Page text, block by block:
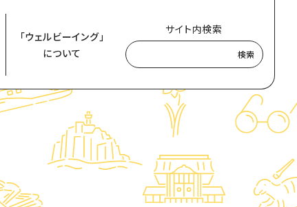
「ウェルビーイング」
について
サイト内検索
検索